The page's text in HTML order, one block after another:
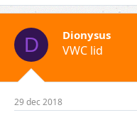
D Dionysus
VWC lid
29 dec 2018